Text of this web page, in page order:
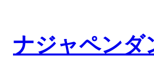
ナジャペンダ